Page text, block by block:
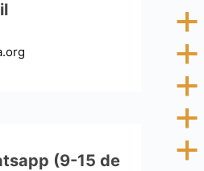
(9-15 de
a
a
a
a
a